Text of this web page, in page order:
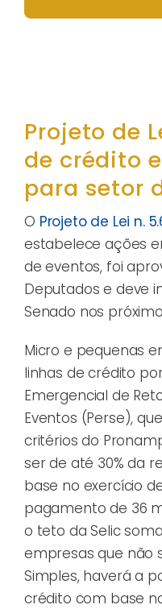
Projeto de
de crédito
para setor
O Projeto de Lei n.
estabelece ações
de eventos, foi
Deputados e deve
Senado nos
Micro e pequenas
linhas de crédito
Emergencial de
Eventos (Perse),
critérios do
ser de até 30% da
base no exercício
pagamento de 36
o teto da Selic
empresas que não
Simples, haverá a
crédito com base